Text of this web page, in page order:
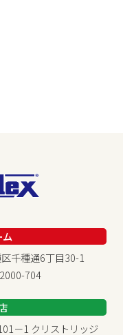
千種通6丁目30-1
704
－1 クリストリッジ